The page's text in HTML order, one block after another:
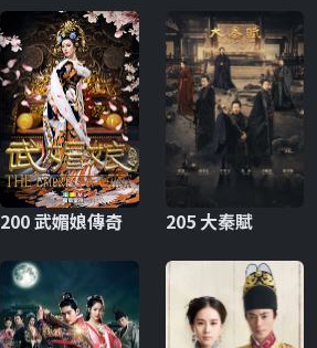
200 武媚娘傳奇 205 大秦賦